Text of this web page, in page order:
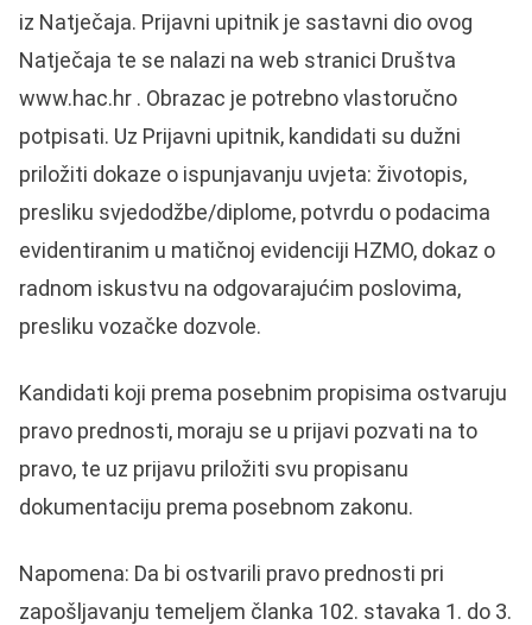
iz Natječaja. Prijavni upitnik je sastavni dio ovog
Natječaja te se nalazi na web stranici Društva
www.hac.hr . Obrazac je potrebno vlastoručno
potpisati. Uz Prijavni upitnik, kandidati su dužni
priložiti dokaze o ispunjavanju uvjeta: životopis,
presliku svjedodžbe/diplome, potvrdu o podacima
evidentiranim u matičnoj evidenciji HZMO, dokaz o
radnom iskustvu na odgovarajućim poslovima,
presliku vozačke dozvole.
Kandidati koji prema posebnim propisima ostvaruju
pravo prednosti, moraju se u prijavi pozvati na to
pravo, te uz prijavu priložiti svu propisanu
dokumentaciju prema posebnom zakonu.
Napomena: Da bi ostvarili pravo prednosti pri
zapošljavanju temeljem članka 102. stavaka 1. do 3.